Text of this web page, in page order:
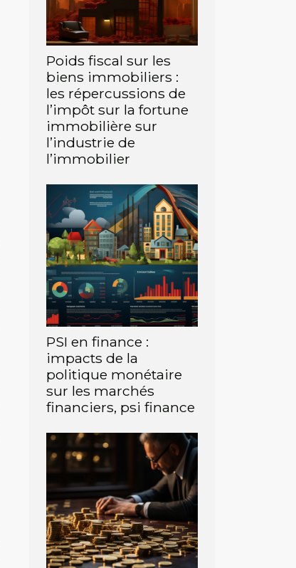
Poids fiscal sur les
biens immobiliers :
les répercussions de
l’impôt sur la fortune
immobilière sur
l’industrie de
l’immobilier
PSI en finance :
impacts de la
politique monétaire
sur les marchés
financiers, psi finance